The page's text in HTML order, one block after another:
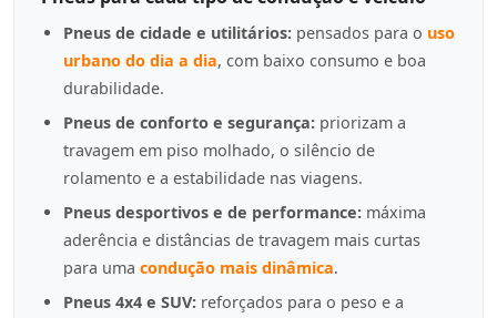
Pneus de cidade e utilitários: pensados para o uso
urbano do dia a dia, com baixo consumo e boa
durabilidade.
Pneus de conforto e segurança: priorizam a
travagem em piso molhado, o silêncio de
rolamento e a estabilidade nas viagens.
Pneus desportivos e de performance: máxima
aderência e distâncias de travagem mais curtas
para uma condução mais dinâmica.
Pneus 4x4 e SUV: reforçados para o peso e a